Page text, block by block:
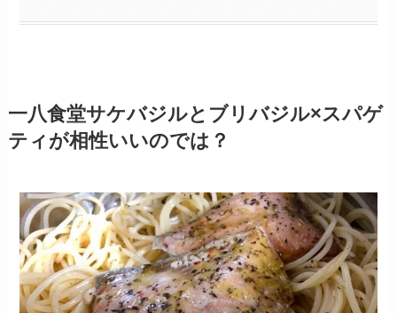
一八食堂サケバジルとブリバジル×スパゲ
ティが相性いいのでは？